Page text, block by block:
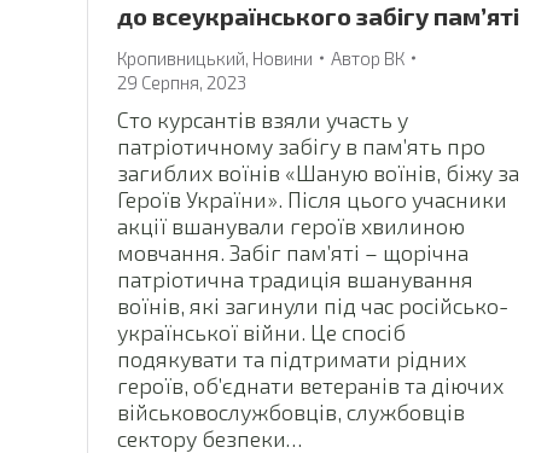
до всеукраїнського забігу пам’яті
Кропивницький, Новини Автор ВК
29 Серпня, 2023
Сто курсантів взяли участь у
патріотичному забігу в пам’ять про
загиблих воїнів «Шаную воїнів, біжу за
Героїв України». Після цього учасники
акції вшанували героїв хвилиною
мовчання. Забіг пам’яті – щорічна
патріотична традиція вшанування
воїнів, які загинули під час російсько-
української війни. Це спосіб
подякувати та підтримати рідних
героїв, об’єднати ветеранів та діючих
військовослужбовців, службовців
сектору безпеки…